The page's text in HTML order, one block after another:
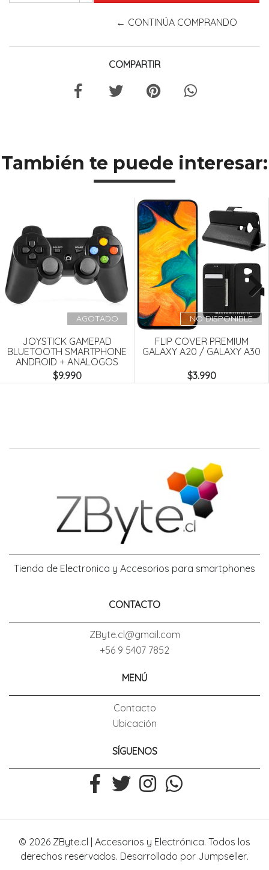
← CONTINÚA COMPRANDO
COMPARTIR
También te puede interesar:
AGOTADO
JOYSTICK GAMEPAD
BLUETOOTH SMARTPHONE
ANDROID + ANALOGOS
$9.990
NO DISPONIBLE
FLIP COVER PREMIUM
GALAXY A20 / GALAXY A30
$3.990
Next
Tienda de Electronica y Accesorios para smartphones
CONTACTO
ZByte.cl@gmail.com
+56 9 5407 7852
MENÚ
Contacto
Ubicación
SÍGUENOS
© 2026 ZByte.cl | Accesorios y Electrónica. Todos los
derechos reservados. Desarrollado por Jumpseller.